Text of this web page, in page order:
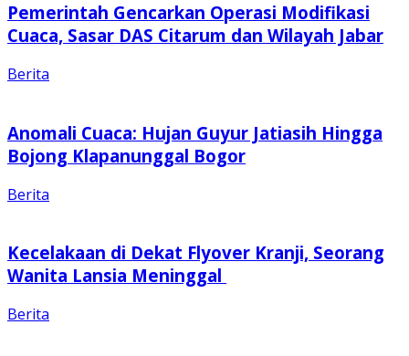
Pemerintah Gencarkan Operasi Modifikasi
Cuaca, Sasar DAS Citarum dan Wilayah Jabar
Berita
Anomali Cuaca: Hujan Guyur Jatiasih Hingga
Bojong Klapanunggal Bogor
Berita
Kecelakaan di Dekat Flyover Kranji, Seorang
Wanita Lansia Meninggal
Berita